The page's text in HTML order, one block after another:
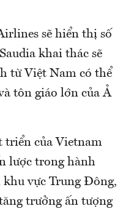
sẽ hiển thị số
khai thác sẽ
từ Việt Nam có thể
tôn giáo lớn của Ả
triển của Vietnam
lược trong hành
khu vực Trung Đông,
trưởng ấn tượng